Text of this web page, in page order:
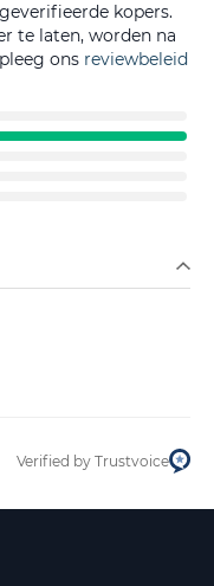
kopers.
te laten, worden na
ons reviewbeleid
Verified by Trustvoice